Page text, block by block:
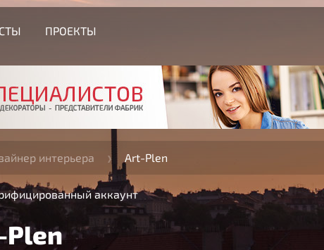
ПРОЕКТЫ
интерьера Art-Plen
аккаунт